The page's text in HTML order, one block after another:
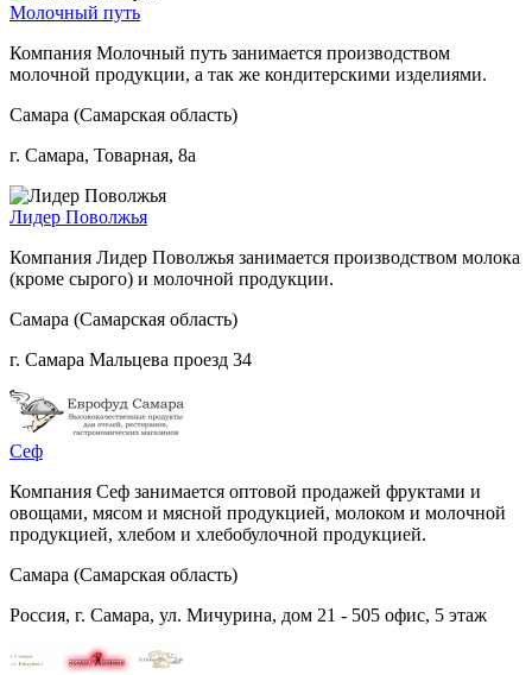
Молочный путь
Компания Молочный путь занимается производством
молочной продукции, а так же кондитерскими изделиями.
Самара (Самарская область)
г. Самара, Товарная, 8а
Лидер Поволжья
Компания Лидер Поволжья занимается производством молока
(кроме сырого) и молочной продукции.
Самара (Самарская область)
г. Самара Мальцева проезд 34
Сеф
Компания Сеф занимается оптовой продажей фруктами и
овощами, мясом и мясной продукцией, молоком и молочной
продукцией, хлебом и хлебобулочной продукцией.
Самара (Самарская область)
Россия, г. Самара, ул. Мичурина, дом 21 - 505 офис, 5 этаж